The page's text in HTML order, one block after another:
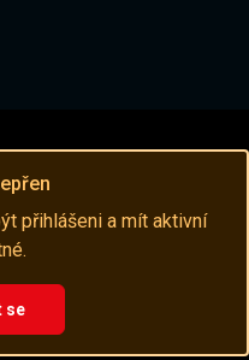
přihlášeni a mít aktivní
se